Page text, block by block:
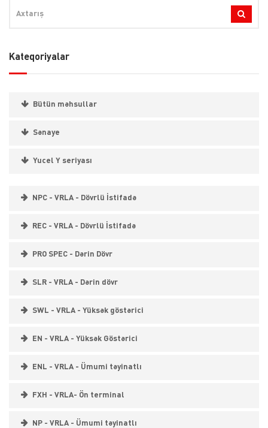
Kateqoriyalar
Bütün məhsullar
Sənaye
Yucel Y seriyası
NPC - VRLA - Dövrlü İstifadə
REC - VRLA - Dövrlü İstifadə
PRO SPEC - Dərin Dövr
SLR - VRLA - Dərin dövr
SWL - VRLA - Yüksək göstərici
EN - VRLA - Yüksək Göstərici
ENL - VRLA - Ümumi təyinatlı
FXH - VRLA- Ön terminal
NP - VRLA - Ümumi təyinatlı